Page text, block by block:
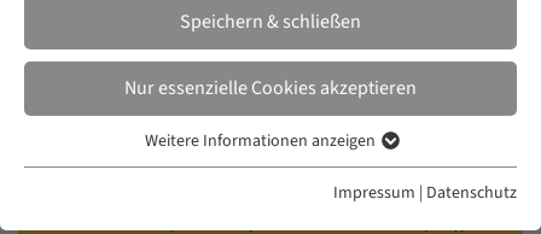
Governing Culture, Producing
Citizens? Dispossession, Erasure,
and Art in Turkey
Speichern & schließen
Nur essenzielle Cookies akzeptieren
Essenzielle Cookies werden für grundlegende Funktionen der
Weitere Informationen anzeigen
Impressum | Datenschutz